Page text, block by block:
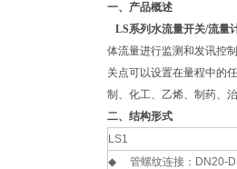
一、产品概述
LS系列水流量开关/流量
体流量进行监测和发讯控
关点可以设置在量程中的
制、化工、乙烯、制药、
二、 结构形式
LS1
◆
管螺纹连接： DN20-